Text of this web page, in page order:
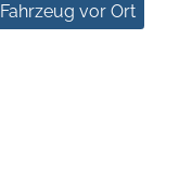
Fahrzeug vor Ort